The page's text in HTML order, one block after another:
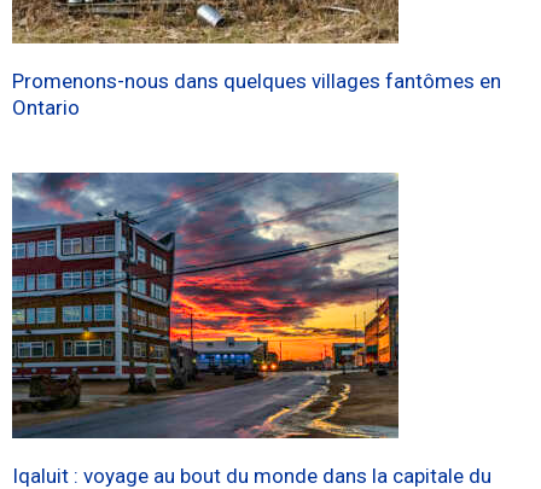
Promenons-nous dans quelques villages fantômes en
Ontario
Iqaluit : voyage au bout du monde dans la capitale du